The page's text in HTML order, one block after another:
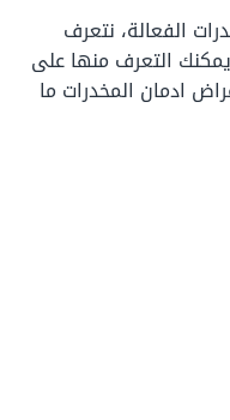
الفعالة، نتعرف
التعرف منها على
ادمان المخدرات ما